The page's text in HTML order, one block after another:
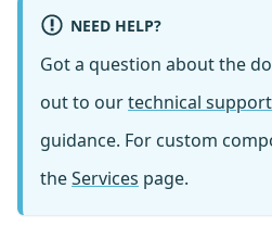
NEED HELP?
Got a question about the
out to ourtechnical
guidance. For custom
theServices page.